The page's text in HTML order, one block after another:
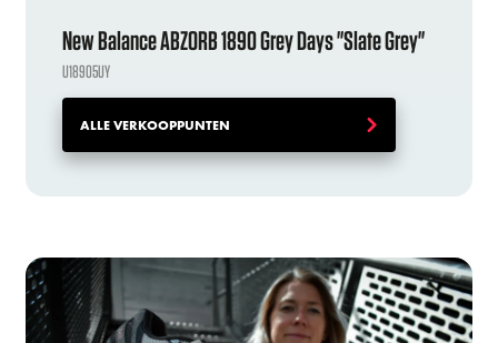
New Balance ABZORB 1890 Grey Days "Slate Grey"
U18905UY
ALLE VERKOOPPUNTEN